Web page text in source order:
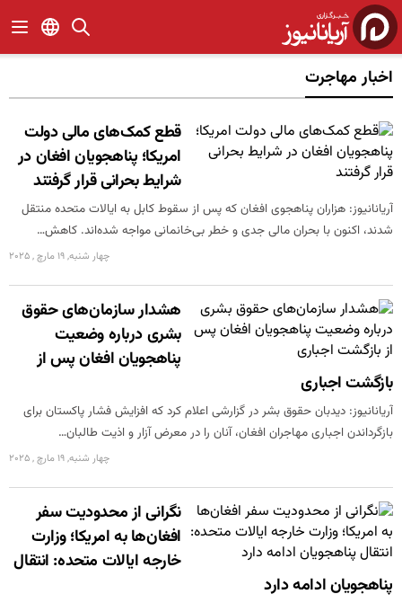
اخبار مهاجرت
قطع کمک‌های مالی دولت
امریکا؛ پناهجویان افغان در
شرایط بحرانی قرار گرفتند
آریانانیوز: هزاران پناهجوی افغان که پس از سقوط کابل به ایالات متحده منتقل
شدند، اکنون با بحران مالی جدی و خطر بی‌خانمانی مواجه شده‌اند. کاهش…
چهار شنبه, 19 مارچ , 2025
هشدار سازمان‌های حقوق
بشری درباره وضعیت
پناهجویان افغان پس از
بازگشت اجباری
آریانانیوز: دیدبان حقوق بشر در گزارشی اعلام کرد که افزایش فشار پاکستان برای
بازگرداندن اجباری مهاجران افغان، آنان را در معرض آزار و اذیت طالبان…
چهار شنبه, 19 مارچ , 2025
نگرانی از محدودیت سفر
افغان‌ها به امریکا؛ وزارت
خارجه ایالات متحده: انتقال
پناهجویان ادامه دارد